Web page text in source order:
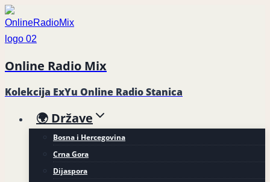
Skip
to
content
Online Radio Mix
Kolekcija ExYu Online Radio Stanica
🌍 Države
Bosna i Hercegovina
Crna Gora
Dijaspora